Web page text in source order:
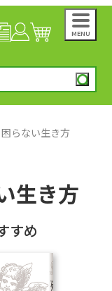
MENU
らない生き方
生き方
すめ